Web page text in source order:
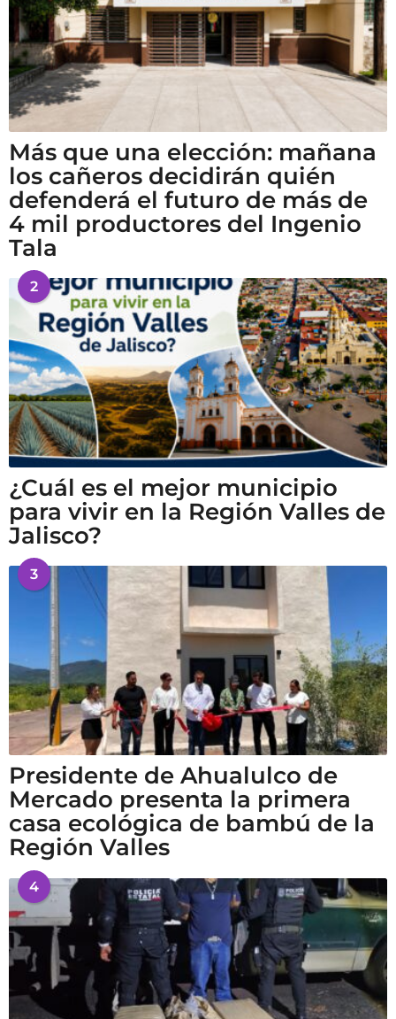
Más que una elección: mañana
los cañeros decidirán quién
defenderá el futuro de más de
4 mil productores del Ingenio
Tala
2
¿Cuál es el mejor municipio
para vivir en la Región Valles de
Jalisco?
3
Presidente de Ahualulco de
Mercado presenta la primera
casa ecológica de bambú de la
Región Valles
4